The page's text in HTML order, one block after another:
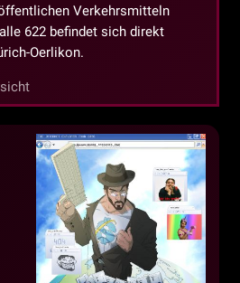
Verkehrsmitteln
622 befindet sich direkt
Oerlikon.